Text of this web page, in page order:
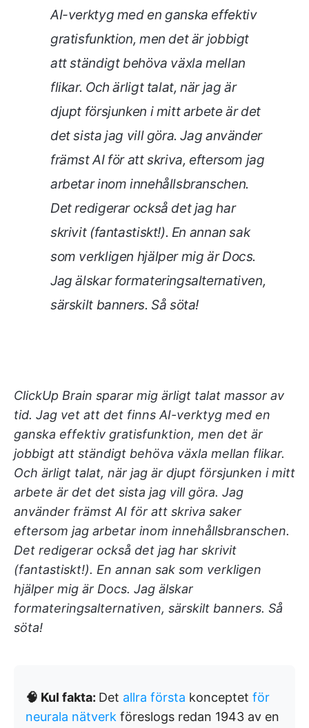
AI-verktyg med en ganska effektiv
gratisfunktion, men det är jobbigt
att ständigt behöva växla mellan
flikar. Och ärligt talat, när jag är
djupt försjunken i mitt arbete är det
det sista jag vill göra. Jag använder
främst AI för att skriva, eftersom jag
arbetar inom innehållsbranschen.
Det redigerar också det jag har
skrivit (fantastiskt!). En annan sak
som verkligen hjälper mig är Docs.
Jag älskar formateringsalternativen,
särskilt banners. Så söta!
ClickUp Brain sparar mig ärligt talat massor av
tid. Jag vet att det finns AI-verktyg med en
ganska effektiv gratisfunktion, men det är
jobbigt att ständigt behöva växla mellan flikar.
Och ärligt talat, när jag är djupt försjunken i mitt
arbete är det det sista jag vill göra. Jag
använder främst AI för att skriva saker
eftersom jag arbetar inom innehållsbranschen.
Det redigerar också det jag har skrivit
(fantastiskt!). En annan sak som verkligen
hjälper mig är Docs. Jag älskar
formateringsalternativen, särskilt banners. Så
söta!
🧠 Kul fakta: Det allra första konceptet för
neurala nätverk föreslogs redan 1943 av en